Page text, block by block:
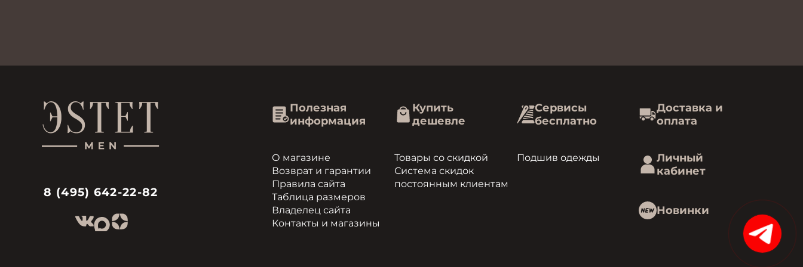
8 (495) 642-22-82
Полезная
информация
О магазине
Возврат и гарантии
Правила сайта
Таблица размеров
Владелец сайта
Контакты и магазины
Купить
дешевле
Товары со скидкой
Система скидок
постоянным клиентам
Сервисы
бесплатно
Подшив одежды
Доставка и
оплата
Личный
кабинет
Новинки
15%